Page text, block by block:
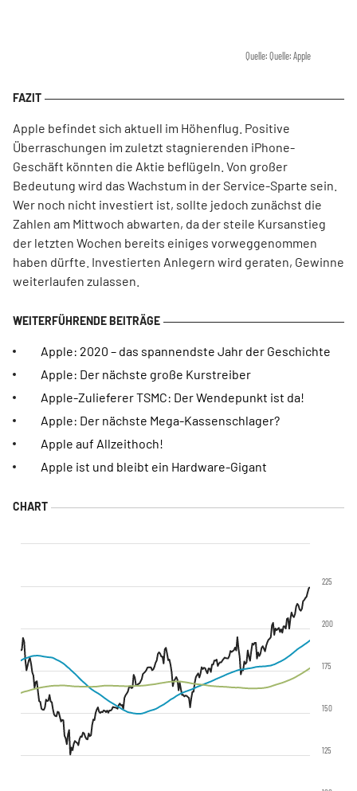
Quelle: Quelle: Apple
Apple befindet sich aktuell im Höhenflug. Positive
Überraschungen im zuletzt stagnierenden iPhone-
Geschäft könnten die Aktie beflügeln. Von großer
Bedeutung wird das Wachstum in der Service-Sparte sein.
Wer noch nicht investiert ist, sollte jedoch zunächst die
Zahlen am Mittwoch abwarten, da der steile Kursanstieg
der letzten Wochen bereits einiges vorweggenommen
haben dürfte. Investierten Anlegern wird geraten, Gewinne
weiterlaufen zulassen.
Apple: 2020 – das spannendste Jahr der Geschichte
Apple: Der nächste große Kurstreiber
Apple-Zulieferer TSMC: Der Wendepunkt ist da!
Apple: Der nächste Mega-Kassenschlager?
Apple auf Allzeithoch!
Apple ist und bleibt ein Hardware-Gigant
125
150
175
200
225